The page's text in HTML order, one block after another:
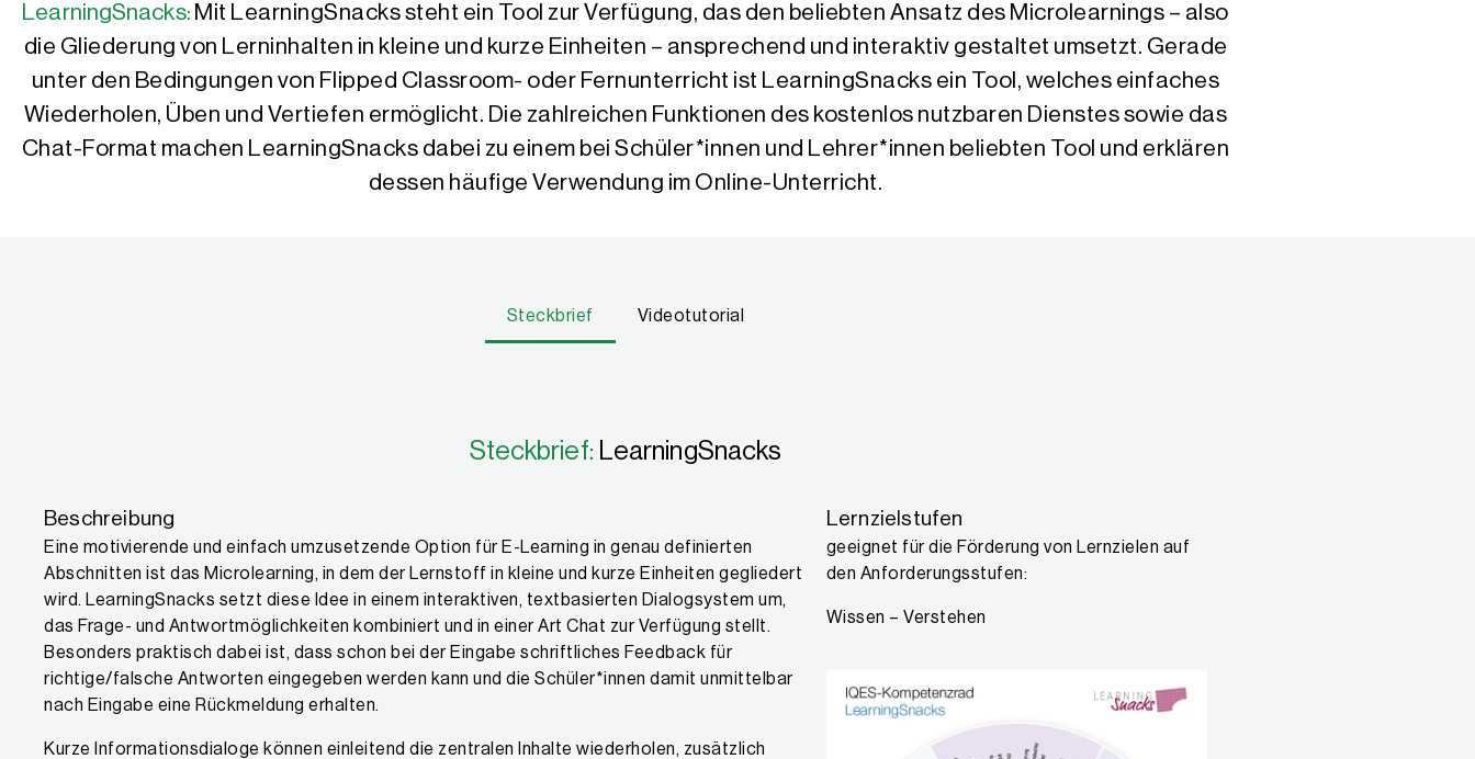
LearningSnacks: Mit LearningSnacks steht ein Tool zur Verfügung, das den beliebten Ansatz des Microlearnings – also
die Gliederung von Lerninhalten in kleine und kurze Einheiten – ansprechend und interaktiv gestaltet umsetzt. Gerade
unter den Bedingungen von Flipped Classroom- oder Fernunterricht ist LearningSnacks ein Tool, welches einfaches
Wiederholen, Üben und Vertiefen ermöglicht. Die zahlreichen Funktionen des kostenlos nutzbaren Dienstes sowie das
Chat-Format machen LearningSnacks dabei zu einem bei Schüler*innen und Lehrer*innen beliebten Tool und erklären
dessen häufige Verwendung im Online-Unterricht.
Steckbrief Videotutorial
Steckbrief: LearningSnacks
Beschreibung
Eine motivierende und einfach umzusetzende Option für E-Learning in genau definierten
Abschnitten ist das Microlearning, in dem der Lernstoff in kleine und kurze Einheiten gegliedert
wird. LearningSnacks setzt diese Idee in einem interaktiven, textbasierten Dialogsystem um,
das Frage- und Antwortmöglichkeiten kombiniert und in einer Art Chat zur Verfügung stellt.
Besonders praktisch dabei ist, dass schon bei der Eingabe schriftliches Feedback für
richtige/falsche Antworten eingegeben werden kann und die Schüler*innen damit unmittelbar
nach Eingabe eine Rückmeldung erhalten.
Kurze Informationsdialoge können einleitend die zentralen Inhalte wiederholen, zusätzlich
Lernzielstufen
geeignet für die Förderung von Lernzielen auf
den Anforderungsstufen:
Wissen – Verstehen